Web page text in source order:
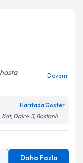
belirtilen
Devamı
Haritada Göster
Kat, Daire: 3, Bostanlı
Daha Fazla